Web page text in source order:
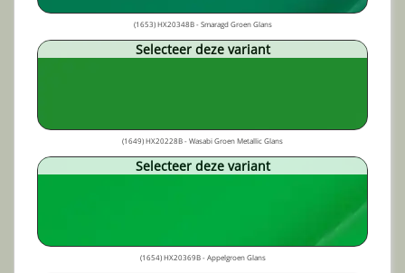
(1653) HX20348B - Smaragd Groen Glans
Selecteer deze variant
(1649) HX20228B - Wasabi Groen Metallic Glans
Selecteer deze variant
(1654) HX20369B - Appelgroen Glans